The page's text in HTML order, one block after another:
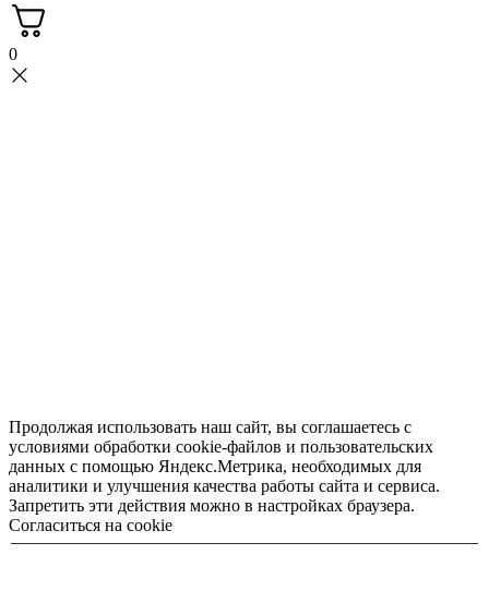
0
Продолжая использовать наш сайт, вы соглашаетесь с
условиями обработки cookie-файлов и пользовательских
данных с помощью Яндекс.Метрика, необходимых для
аналитики и улучшения качества работы сайта и сервиса.
Запретить эти действия можно в настройках браузера.
Согласиться на cookie